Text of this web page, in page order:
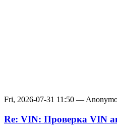
Fri, 2026-07-31 11:50 —
Re: VIN: Проверка VIN